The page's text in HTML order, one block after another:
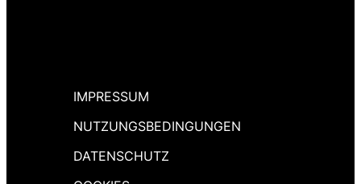
IMPRESSUM
NUTZUNGSBEDINGUNGEN
DATENSCHUTZ